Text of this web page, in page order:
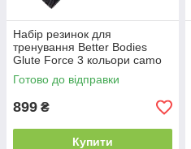
Набір резинок для
тренування Better Bodies
Glute Force 3 кольори camo
Готово до відправки
899 ₴
Купити